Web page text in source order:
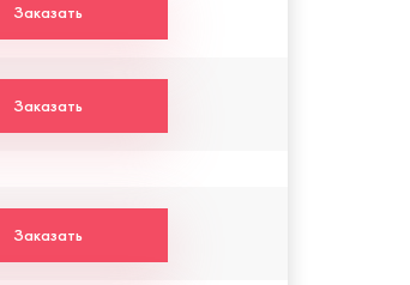
Заказать
Заказать
Заказать